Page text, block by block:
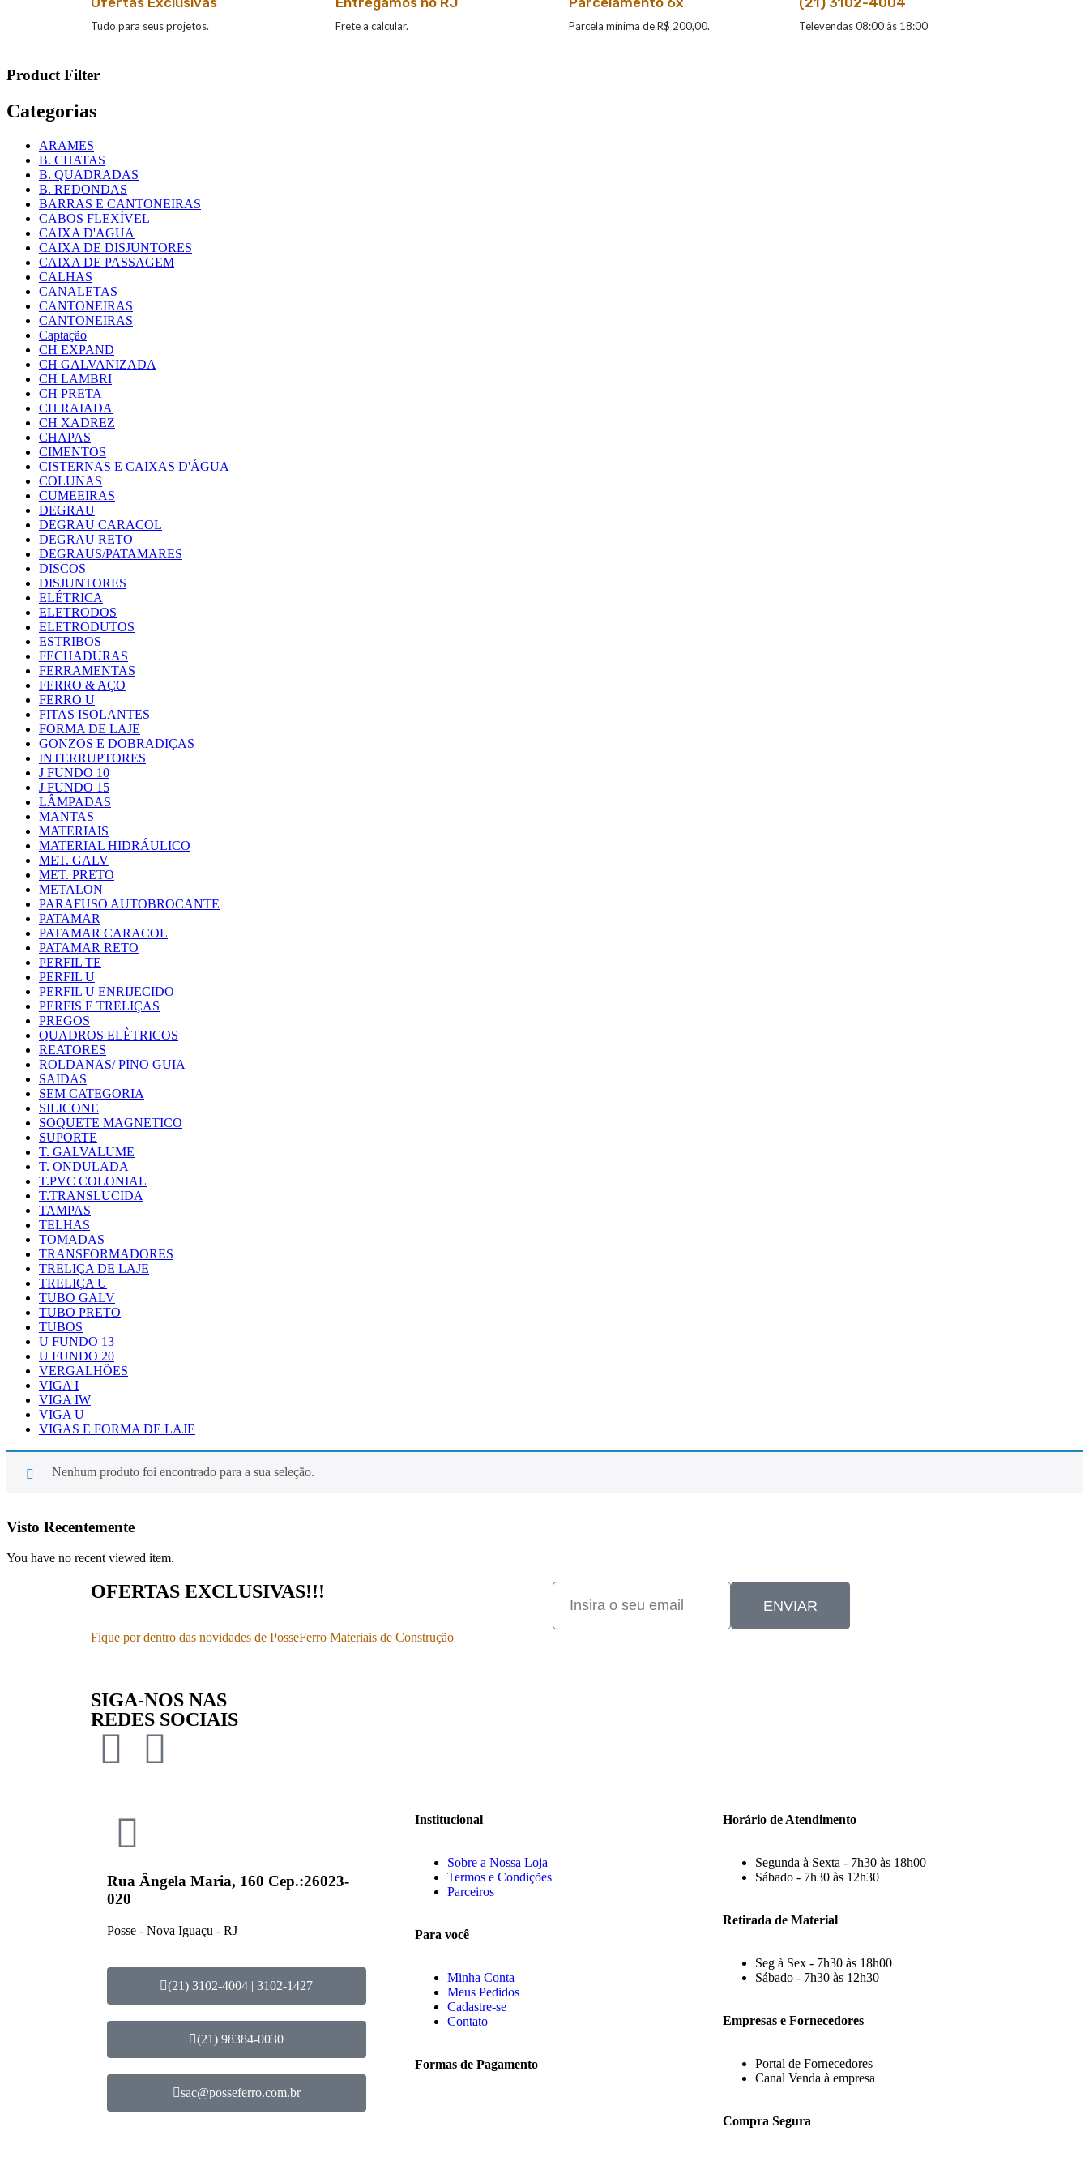
Tudo para seus projetos. Frete a calcular. Parcela mínima de R$ 200,00. Televendas 08:00 às 18:00
Product Filter
Categorias
ARAMES
B. CHATAS
B. QUADRADAS
B. REDONDAS
BARRAS E CANTONEIRAS
CABOS FLEXÍVEL
CAIXA D'AGUA
CAIXA DE DISJUNTORES
CAIXA DE PASSAGEM
CALHAS
CANALETAS
CANTONEIRAS
CANTONEIRAS
Captação
CH EXPAND
CH GALVANIZADA
CH LAMBRI
CH PRETA
CH RAIADA
CH XADREZ
CHAPAS
CIMENTOS
CISTERNAS E CAIXAS D'ÁGUA
COLUNAS
CUMEEIRAS
DEGRAU
DEGRAU CARACOL
DEGRAU RETO
DEGRAUS/PATAMARES
DISCOS
DISJUNTORES
ELÉTRICA
ELETRODOS
ELETRODUTOS
ESTRIBOS
FECHADURAS
FERRAMENTAS
FERRO & AÇO
FERRO U
FITAS ISOLANTES
FORMA DE LAJE
GONZOS E DOBRADIÇAS
INTERRUPTORES
J FUNDO 10
J FUNDO 15
LÂMPADAS
MANTAS
MATERIAIS
MATERIAL HIDRÁULICO
MET. GALV
MET. PRETO
METALON
PARAFUSO AUTOBROCANTE
PATAMAR
PATAMAR CARACOL
PATAMAR RETO
PERFIL TE
PERFIL U
PERFIL U ENRIJECIDO
PERFIS E TRELIÇAS
PREGOS
QUADROS ELÈTRICOS
REATORES
ROLDANAS/ PINO GUIA
SAIDAS
SEM CATEGORIA
SILICONE
SOQUETE MAGNETICO
SUPORTE
T. GALVALUME
T. ONDULADA
T.PVC COLONIAL
T.TRANSLUCIDA
TAMPAS
TELHAS
TOMADAS
TRANSFORMADORES
TRELIÇA DE LAJE
TRELIÇA U
TUBO GALV
TUBO PRETO
TUBOS
U FUNDO 13
U FUNDO 20
VERGALHÕES
VIGA I
VIGA IW
VIGA U
VIGAS E FORMA DE LAJE
Nenhum produto foi encontrado para a sua seleção.
Visto Recentemente
You have no recent viewed item.
OFERTAS EXCLUSIVAS!!!
Fique por dentro das novidades de PosseFerro Materiais de Construção
ENVIAR
SIGA-NOS NAS
REDES SOCIAIS
Rua Ângela Maria, 160 Cep.:26023-
020
Posse - Nova Iguaçu - RJ
(21) 3102-4004 | 3102-1427
(21) 98384-0030
sac@posseferro.com.br
Institucional
Sobre a Nossa Loja
Termos e Condições
Parceiros
Para você
Minha Conta
Meus Pedidos
Cadastre-se
Contato
Formas de Pagamento
Horário de Atendimento
Segunda à Sexta - 7h30 às 18h00
Sábado - 7h30 às 12h30
Retirada de Material
Seg à Sex - 7h30 às 18h00
Sábado - 7h30 às 12h30
Empresas e Fornecedores
Portal de Fornecedores
Canal Venda à empresa
Compra Segura